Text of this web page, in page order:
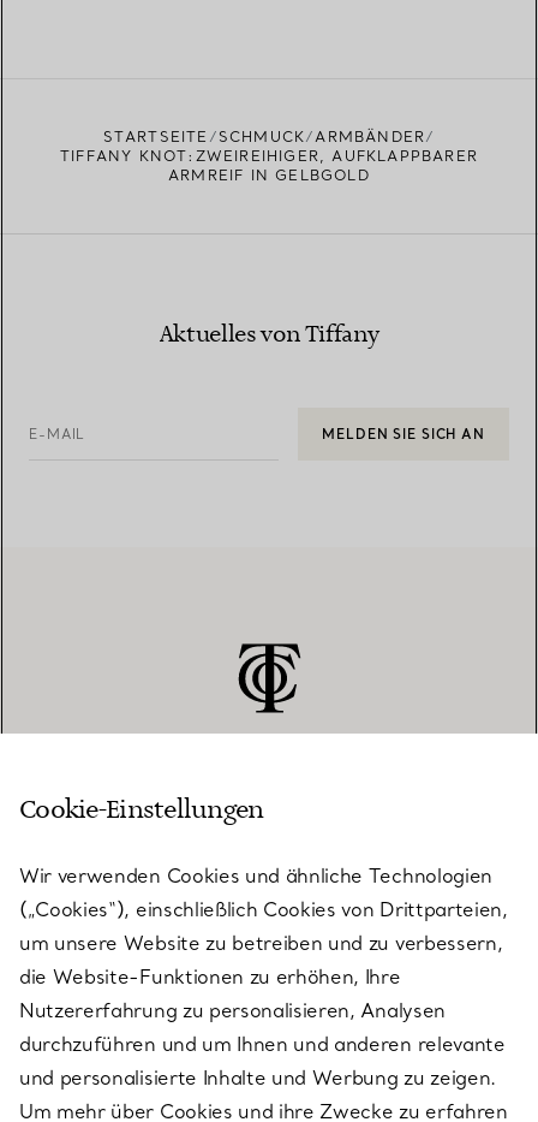
STARTSEITE SCHMUCK
ARMBÄNDER
TIFFANY KNOT:ZWEIREIHIGER, AUFKLAPPBARER
ARMREIF IN GELBGOLD
Aktuelles von Tiffany
E-MAIL MELDEN SIE SICH AN
KUNDENSERVICE
SERVICES
ÜBER TIFFANY & CO.
RECHTLICHE HINWEISE
Cookie-Einstellungen
Wir verwenden Cookies und ähnliche Technologien
(„Cookies“), einschließlich Cookies von Drittparteien,
um unsere Website zu betreiben und zu verbessern,
die Website-Funktionen zu erhöhen, Ihre
Nutzererfahrung zu personalisieren, Analysen
durchzuführen und um Ihnen und anderen relevante
und personalisierte Inhalte und Werbung zu zeigen.
Um mehr über Cookies und ihre Zwecke zu erfahren